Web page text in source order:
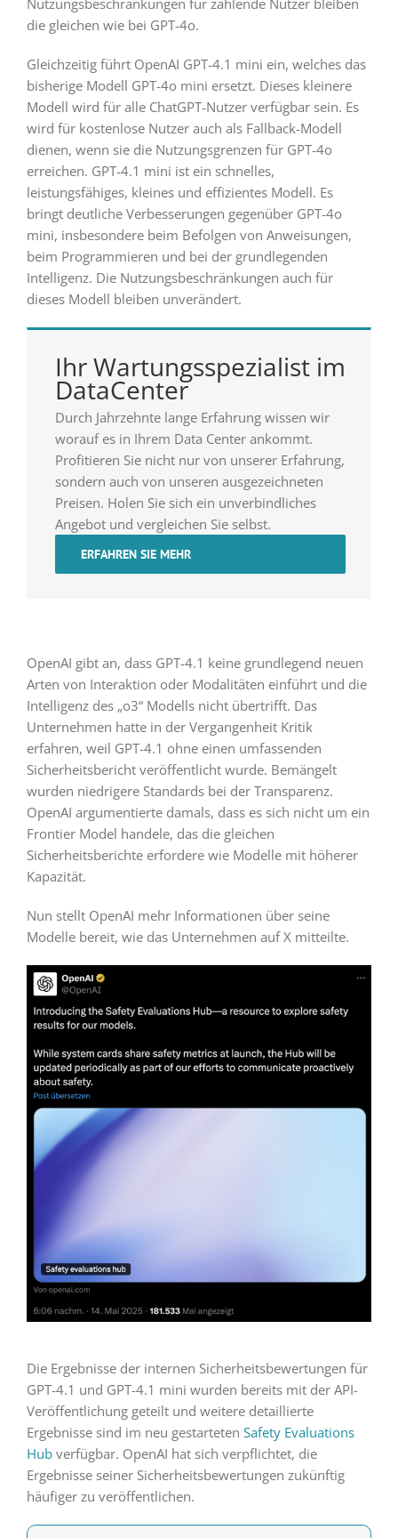
die gleichen wie bei GPT-4o.
Gleichzeitig führt OpenAI GPT-4.1 mini ein, welches das
bisherige Modell GPT-4o mini ersetzt. Dieses kleinere
Modell wird für alle ChatGPT-Nutzer verfügbar sein. Es
wird für kostenlose Nutzer auch als Fallback-Modell
dienen, wenn sie die Nutzungsgrenzen für GPT-4o
erreichen. GPT-4.1 mini ist ein schnelles,
leistungsfähiges, kleines und effizientes Modell. Es
bringt deutliche Verbesserungen gegenüber GPT-4o
mini, insbesondere beim Befolgen von Anweisungen,
beim Programmieren und bei der grundlegenden
Intelligenz. Die Nutzungsbeschränkungen auch für
dieses Modell bleiben unverändert.
Ihr Wartungsspezialist im
DataCenter
Durch Jahrzehnte lange Erfahrung wissen wir
worauf es in Ihrem Data Center ankommt.
Profitieren Sie nicht nur von unserer Erfahrung,
sondern auch von unseren ausgezeichneten
Preisen. Holen Sie sich ein unverbindliches
Angebot und vergleichen Sie selbst.
ERFAHREN SIE MEHR
OpenAI gibt an, dass GPT-4.1 keine grundlegend neuen
Arten von Interaktion oder Modalitäten einführt und die
Intelligenz des „o3“ Modells nicht übertrifft. Das
Unternehmen hatte in der Vergangenheit Kritik
erfahren, weil GPT-4.1 ohne einen umfassenden
Sicherheitsbericht veröffentlicht wurde. Bemängelt
wurden niedrigere Standards bei der Transparenz.
OpenAI argumentierte damals, dass es sich nicht um ein
Frontier Model handele, das die gleichen
Sicherheitsberichte erfordere wie Modelle mit höherer
Kapazität.
Nun stellt OpenAI mehr Informationen über seine
Modelle bereit, wie das Unternehmen auf X mitteilte.
Die Ergebnisse der internen Sicherheitsbewertungen für
GPT-4.1 und GPT-4.1 mini wurden bereits mit der API-
Veröffentlichung geteilt und weitere detaillierte
Ergebnisse sind im neu gestarteten Safety Evaluations
Hubverfügbar. OpenAI hat sich verpflichtet, die
Ergebnisse seiner Sicherheitsbewertungen zukünftig
häufiger zu veröffentlichen.